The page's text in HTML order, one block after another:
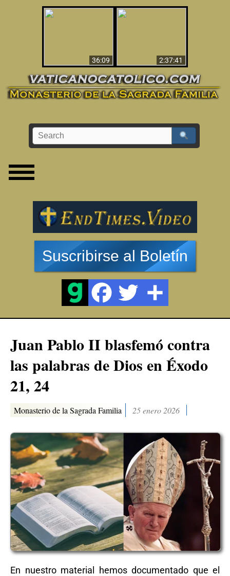
36:09
2:37:41
Suscribirse al Boletín
Juan Pablo II blasfemó contra
las palabras de Dios en Éxodo
21, 24
Monasterio de la Sagrada Familia 25 enero 2026
En nuestro material hemos documentado que el